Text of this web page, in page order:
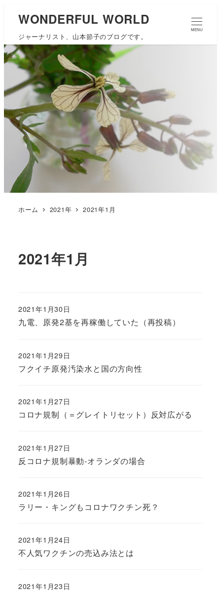
WONDERFUL WORLD
ジャーナリスト、山本節子のブログです。
MENU
ホーム 2021年 2021年1月
2021年1月
九電、原発2基を再稼働していた（再投稿）
2021年1月30日
フクイチ原発汚染水と国の方向性
2021年1月29日
コロナ規制（＝グレイトリセット）反対広がる
2021年1月27日
反コロナ規制暴動-オランダの場合
2021年1月27日
ラリー・キングもコロナワクチン死？
2021年1月26日
不人気ワクチンの売込み法とは
2021年1月24日
2021年1月23日